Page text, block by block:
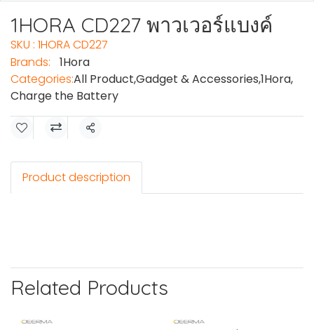
1HORA CD227 พาวเวอร์แบงค์
SKU : 1HORA CD227
Brands:
1Hora
Categories:All Product,Gadget & Accessories,1Hora,
Charge the Battery
Share
Product description
Related Products